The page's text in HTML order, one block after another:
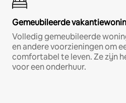
Gemeubileerde
Volledig gemeubileerde
en andere voorzieningen om
comfortabel te leven. Ze zijn
voor een onderhuur.